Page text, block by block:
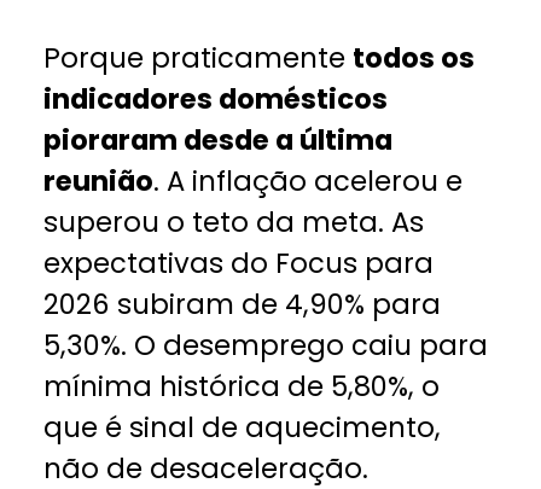
Porque praticamente todos os
indicadores domésticos
pioraram desde a última
reunião. A inflação acelerou e
superou o teto da meta. As
expectativas do Focus para
2026 subiram de 4,90% para
5,30%. O desemprego caiu para
mínima histórica de 5,80%, o
que é sinal de aquecimento,
não de desaceleração.